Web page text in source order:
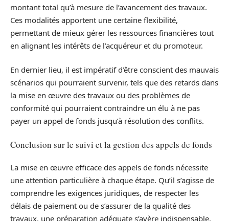
montant total qu’à mesure de l’avancement des travaux.
Ces modalités apportent une certaine flexibilité,
permettant de mieux gérer les ressources financières tout
en alignant les intérêts de l’acquéreur et du promoteur.
En dernier lieu, il est impératif d’être conscient des mauvais
scénarios qui pourraient survenir, tels que des retards dans
la mise en œuvre des travaux ou des problèmes de
conformité qui pourraient contraindre un élu à ne pas
payer un appel de fonds jusqu’à résolution des conflits.
Conclusion sur le suivi et la gestion des appels de fonds
La mise en œuvre efficace des appels de fonds nécessite
une attention particulière à chaque étape. Qu’il s’agisse de
comprendre les exigences juridiques, de respecter les
délais de paiement ou de s’assurer de la qualité des
travaux, une préparation adéquate s’avère indispensable.